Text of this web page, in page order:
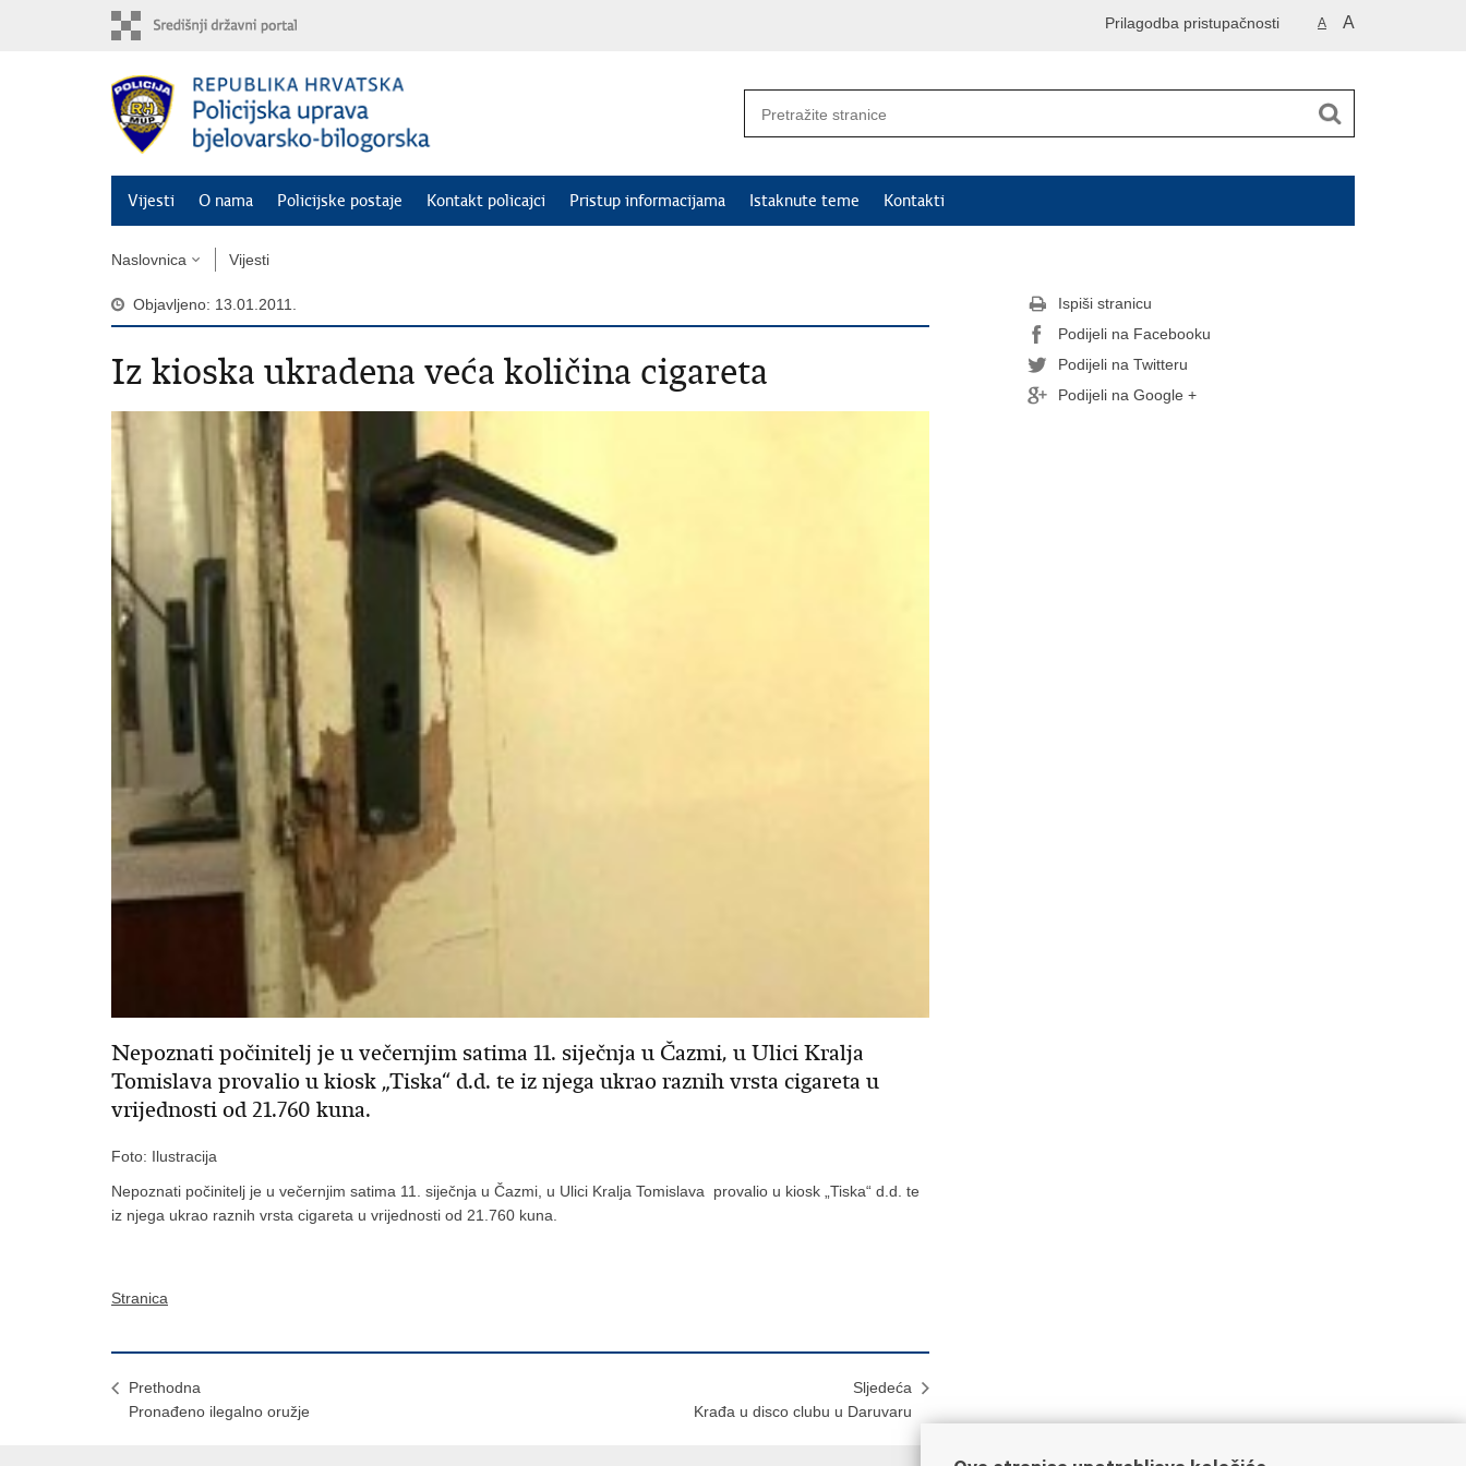
A A
Prilagodba pristupačnosti
Vijesti O nama Policijske postaje Kontakt policajci Pristup informacijama Istaknute teme Kontakti
Naslovnica Vijesti
Objavljeno: 13.01.2011.
Iz kioska ukradena veća količina cigareta
Nepoznati počinitelj je u večernjim satima 11. siječnja u Čazmi, u Ulici Kralja
Tomislava provalio u kiosk „Tiska“ d.d. te iz njega ukrao raznih vrsta cigareta u
vrijednosti od 21.760 kuna.
Foto: Ilustracija
Nepoznati počinitelj je u večernjim satima 11. siječnja u Čazmi, u Ulici Kralja Tomislava provalio u kiosk „Tiska“ d.d. te
iz njega ukrao raznih vrsta cigareta u vrijednosti od 21.760 kuna.
Stranica
Prethodna
Pronađeno ilegalno oružje
Sljedeća
Krađa u disco clubu u Daruvaru
Ispiši stranicu
Podijeli na Facebooku
Podijeli na Twitteru
Podijeli na Google +